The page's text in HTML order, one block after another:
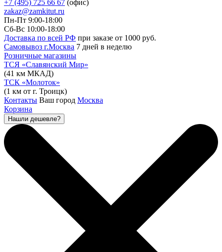
+7 (495) 725 66 67 (офис)
zakaz@zamkitut.ru
Пн-Пт 9:00-18:00
Сб-Вс 10:00-18:00
Доставка по всей РФ при заказе от 1000 руб.
Самовывоз г.Москва 7 дней в неделю
Розничные магазины
ТСЯ «Славянский Мир»
(41 км МКАД)
ТСК «Молоток»
(1 км от г. Троицк)
Контакты Ваш город Москва
Корзина
Нашли дешевле?